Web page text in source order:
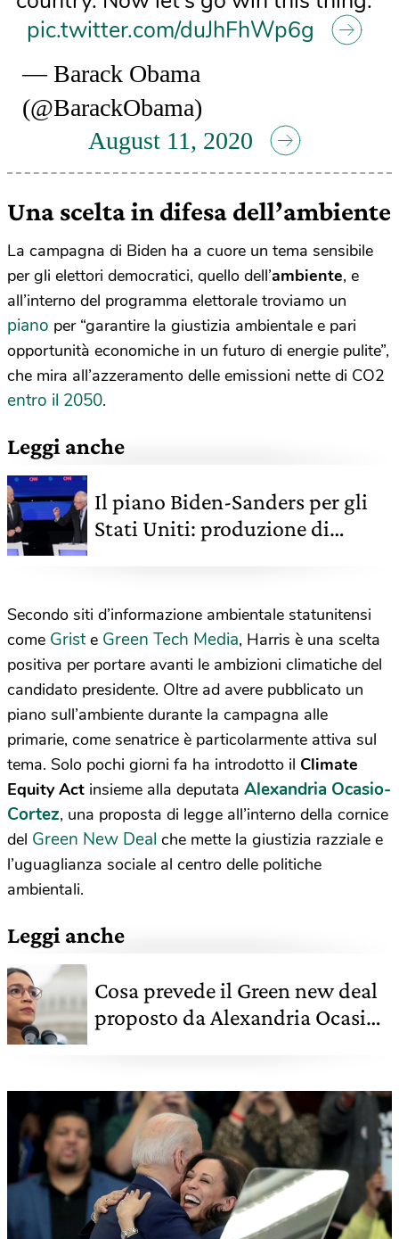
pic.twitter.com/duJhFhWp6g
— Barack Obama
(@BarackObama)
August 11, 2020
Una scelta in difesa dell’ambiente
La campagna di Biden ha a cuore un tema sensibile
per gli elettori democratici, quello dell’ambiente, e
all’interno del programma elettorale troviamo un
piano per “garantire la giustizia ambientale e pari
opportunità economiche in un futuro di energie pulite”,
che mira all’azzeramento delle emissioni nette di CO2
entro il 2050.
Leggi anche
Il piano Biden-Sanders per gli
Stati Uniti: produzione di
Secondo siti d’informazione ambientale statunitensi
come Griste Green Tech Media, Harris è una scelta
positiva per portare avanti le ambizioni climatiche del
candidato presidente. Oltre ad avere pubblicato un
piano sull’ambiente durante la campagna alle
primarie, come senatrice è particolarmente attiva sul
tema. Solo pochi giorni fa ha introdotto il Climate
Equity Act insieme alla deputata Alexandria Ocasio-
Cortez, una proposta di legge all’interno della cornice
del Green New Deal che mette la giustizia razziale e
l’uguaglianza sociale al centro delle politiche
ambientali.
Leggi anche
Cosa prevede il Green new deal
proposto da Alexandria Ocasio-